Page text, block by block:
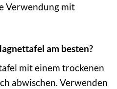
Verwendung mit
am besten?
mit einem trockenen
abwischen. Verwenden